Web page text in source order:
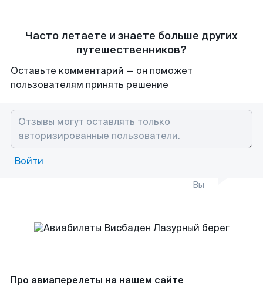
Часто летаете и знаете больше других
путешественников?
Оставьте комментарий — он поможет
пользователям принять решение
Войти
Вы
Про авиаперелеты на нашем сайте